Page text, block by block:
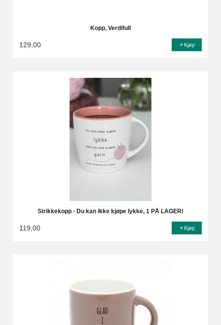
Kopp, Verdifull
129,00 Kjøp
Strikkekopp - Du kan ikke kjøpe lykke, 1 PÅ LAGER!
119,00 Kjøp